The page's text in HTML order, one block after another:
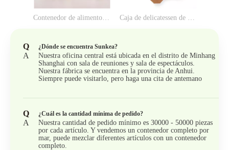
Q ¿Dónde se encuentra Sunkea?
A
Nuestra oficina central está ubicada en el distrito de Minhang
Shanghai con sala de reuniones y sala de espectáculos.
Nuestra fábrica se encuentra en la provincia de Anhui.
Siempre puede visitarlo, pero haga una cita de antemano
Q ¿Cuál es la cantidad mínima de pedido?
A
Nuestra cantidad de pedido mínimo es 30000 - 50000 piezas
por cada artículo. Y vendemos un contenedor completo por
mar, puede mezclar diferentes artículos con un contenedor
completo.